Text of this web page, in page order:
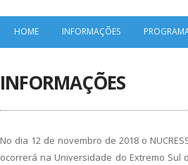
HOME INFORMAÇÕES
INFORMAÇÕES
No dia 12 de novembro de 2018 o
ocorrerá na Universidade do Extremo Sul